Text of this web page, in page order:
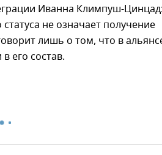
Иванна Климпуш-
не означает получение
лишь о том, что в
его состав.